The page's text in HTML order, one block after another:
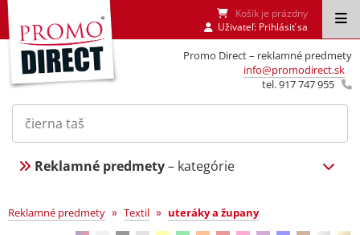
Promo Direct – reklamné predmety
info@promodirect.sk
tel. 917 747 955
Košík je prázdny
Uživateľ: Prihlásiť sa
Reklamné predmety– kategórie
uteráky a župany
Reklamné predmety » Textil » uteráky a župany